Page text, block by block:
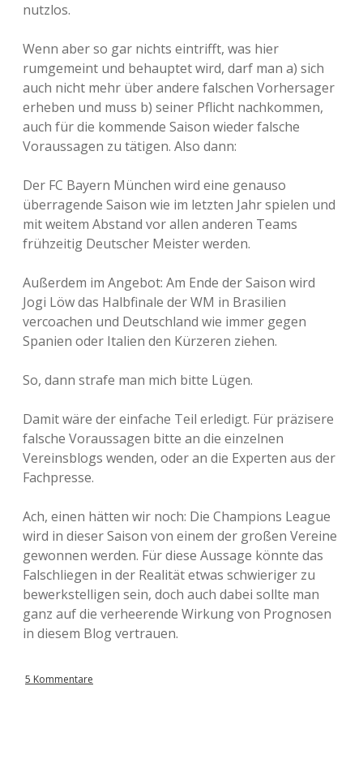
nutzlos.
Wenn aber so gar nichts eintrifft, was hier
rumgemeint und behauptet wird, darf man a) sich
auch nicht mehr über andere falschen Vorhersager
erheben und muss b) seiner Pflicht nachkommen,
auch für die kommende Saison wieder falsche
Voraussagen zu tätigen. Also dann:
Der FC Bayern München wird eine genauso
überragende Saison wie im letzten Jahr spielen und
mit weitem Abstand vor allen anderen Teams
frühzeitig Deutscher Meister werden.
Außerdem im Angebot: Am Ende der Saison wird
Jogi Löw das Halbfinale der WM in Brasilien
vercoachen und Deutschland wie immer gegen
Spanien oder Italien den Kürzeren ziehen.
So, dann strafe man mich bitte Lügen.
Damit wäre der einfache Teil erledigt. Für präzisere
falsche Voraussagen bitte an die einzelnen
Vereinsblogs wenden, oder an die Experten aus der
Fachpresse.
Ach, einen hätten wir noch: Die Champions League
wird in dieser Saison von einem der großen Vereine
gewonnen werden. Für diese Aussage könnte das
Falschliegen in der Realität etwas schwieriger zu
bewerkstelligen sein, doch auch dabei sollte man
ganz auf die verheerende Wirkung von Prognosen
in diesem Blog vertrauen.
5 Kommentare